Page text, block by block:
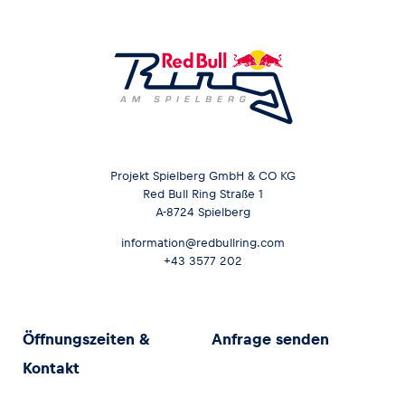
Projekt Spielberg GmbH & CO KG
Red Bull Ring Straße 1
A-8724 Spielberg
information@redbullring.com
+43 3577 202
Öffnungszeiten &
Kontakt
Anfrage senden